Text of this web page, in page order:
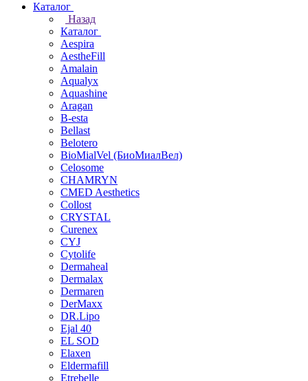
Каталог
Назад
Каталог
Aespira
AestheFill
Amalain
Aqualyx
Aquashine
Aragan
B-esta
Bellast
Belotero
BioMialVel (БиоМиалВел)
Celosome
CHAMRYN
CMED Aesthetics
Collost
CRYSTAL
Curenex
CYJ
Cytolife
Dermaheal
Dermalax
Dermaren
DerMaxx
DR.Lipo
Ejal 40
EL SOD
Elaxen
Eldermafill
Etrebelle